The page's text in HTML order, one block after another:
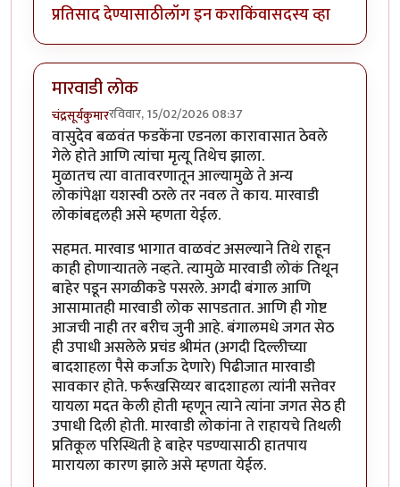
प्रतिसाद देण्यासाठीलॉग इन कराकिंवासदस्य व्हा
मारवाडी लोक
चंद्रसूर्यकुमाररविवार, 15/02/2026 08:37
वासुदेव बळवंत फडकेंना एडनला कारावासात ठेवले
गेले होते आणि त्यांचा मृत्यू तिथेच झाला.
मुळातच त्या वातावरणातून आल्यामुळे ते अन्य
लोकांपेक्षा यशस्वी ठरले तर नवल ते काय. मारवाडी
लोकांबद्दलही असे म्हणता येईल.
सहमत. मारवाड भागात वाळवंट असल्याने तिथे राहून
काही होणार्‍यातले नव्हते. त्यामुळे मारवाडी लोकं तिथून
बाहेर पडून सगळीकडे पसरले. अगदी बंगाल आणि
आसामातही मारवाडी लोक सापडतात. आणि ही गोष्ट
आजची नाही तर बरीच जुनी आहे. बंगालमधे जगत सेठ
ही उपाधी असलेले प्रचंड श्रीमंत (अगदी दिल्लीच्या
बादशाहला पैसे कर्जाऊ देणारे) पिढीजात मारवाडी
सावकार होते. फर्रूखसिय्यर बादशाहला त्यांनी सत्तेवर
यायला मदत केली होती म्हणून त्याने त्यांना जगत सेठ ही
उपाधी दिली होती. मारवाडी लोकांना ते राहायचे तिथली
प्रतिकूल परिस्थिती हे बाहेर पडण्यासाठी हातपाय
मारायला कारण झाले असे म्हणता येईल.